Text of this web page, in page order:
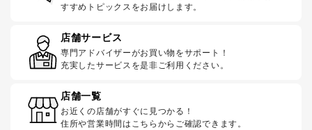
すすめトピックスをお届けします。
店舗サービス
専門アドバイザーがお買い物をサポート！
充実したサービスを是非ご利用ください。
店舗一覧
お近くの店舗がすぐに見つかる！
住所や営業時間はこちらからご確認できます。